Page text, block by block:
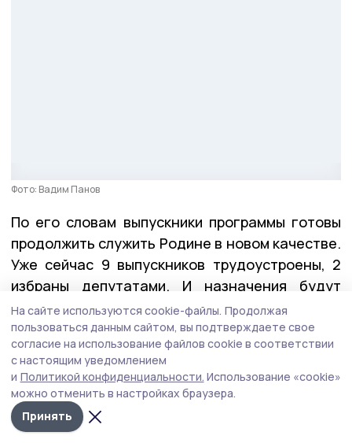
Фото: Вадим Панов
По его словам выпускники программы готовы
продолжить служить Родине в новом качестве.
Уже сейчас 9 выпускников трудоустроены, 2
избраны депутатами. И назначения будут
продолжены.
— Хочу поблагодарить всех создателей нашей
программы, экспертов и наставников, членов
Общественного совета. Благодаря им ребята
не только получили всю необходимую
На сайте используются cookie-файлы. Продолжая
пользоваться данным сайтом, вы подтверждаете свое
согласие на использование файлов cookie в соответствии
с настоящим уведомлением
и Политикой конфиденциальности. Использование «cookie»
можно отменить в настройках браузера.
Принять